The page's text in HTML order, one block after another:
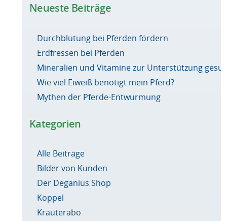
Neueste Beiträge
Durchblutung bei Pferden fördern
Erdfressen bei Pferden
Mineralien und Vitamine zur Unterstützung
Wie viel Eiweiß benötigt mein Pferd?
Mythen der Pferde-Entwurmung
Kategorien
Alle Beiträge
Bilder von Kunden
Der Deganius Shop
Koppel
Kräuterabo